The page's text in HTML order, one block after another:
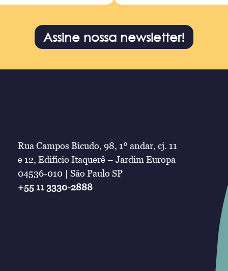
Assine nossa newsletter!
Rua Campos Bicudo, 98, 1º andar, cj. 11
e 12, Edifício Itaquerê – Jardim Europa
04536-010 | São Paulo SP
+55 11 3330-2888